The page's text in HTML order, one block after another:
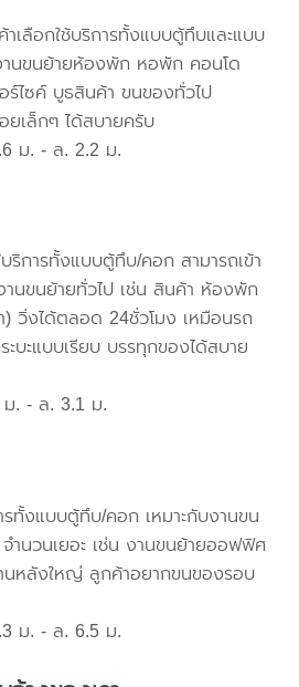
าเลือกใช้บริการทั้งแบบตู้ทึบและแบบ
านขนย้ายห้องพัก หอพัก คอนโด
ร์ไซค์ บูธสินค้า ขนของทั่วไป
ยเล็กๆ ได้สบายครับ
ม. - ล. 2.2 ม.
การทั้งแบบตู้ทึบ/คอก สามารถเข้า
านขนย้ายทั่วไป เช่น สินค้า ห้องพัก
) วิ่งได้ตลอด 24ชั่วโมง เหมือนรถ
บะแบบเรียบ บรรทุกของได้สบาย
. - ล. 3.1 ม.
ทั้งแบบตู้ทึบ/คอก เหมาะกับงานขน
ำนวนเยอะ เช่น งานขนย้ายออฟฟิศ
นหลังใหญ่ ลูกค้าอยากขนของรอบ
ม. - ล. 6.5 ม.